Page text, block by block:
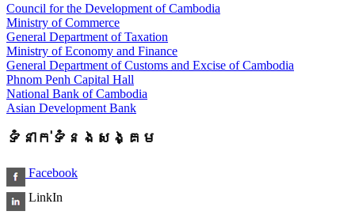
Council for the Development of Cambodia
Ministry of Commerce
General Department of Taxation
Ministry of Economy and Finance
General Department of Customs and Excise of Cambodia
Phnom Penh Capital Hall
National Bank of Cambodia
Asian Development Bank
ទំនាក់ទំនងសង្គម
Facebook
LinkIn